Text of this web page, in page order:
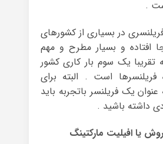
.
فریلنسری در بسیاری از کشورهای
افتاده و بسیار مطرح و مهم
یک سوم بار کاری کشور
فریلنسرها است . البته برای
یک فریلنسر باتجربه باید
داشته باشید .